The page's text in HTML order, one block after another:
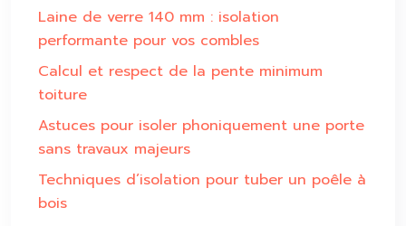
Laine de verre 140 mm : isolation
performante pour vos combles
Calcul et respect de la pente minimum
toiture
Astuces pour isoler phoniquement une porte
sans travaux majeurs
Techniques d’isolation pour tuber un poêle à
bois